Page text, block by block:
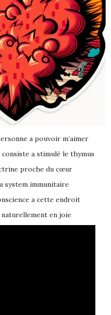
a pouvoir m’aimer
a stimulé le thymus
proche du cœur
system immunitaire
a cette endroit
en joie